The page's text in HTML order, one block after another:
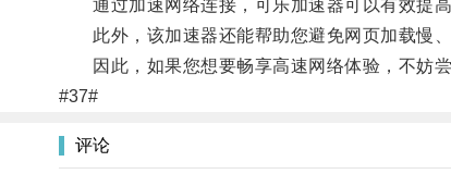
通过加速网络连接，可乐加速器可以有效提高
此外，该加速器还能帮助您避免网页加载慢、
因此，如果您想要畅享高速网络体验，不妨尝
#37#
评论